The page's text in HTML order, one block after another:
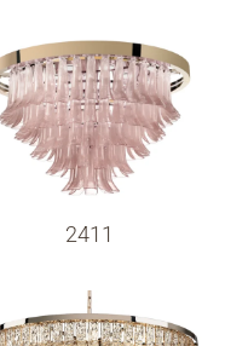
2411